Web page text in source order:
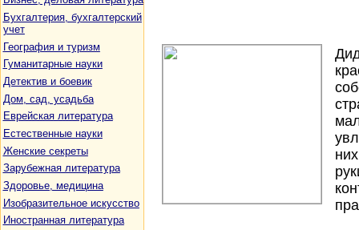
Бухгалтерия, бухгалтерский
учет
География и туризм
Гуманитарные науки
Детектив и боевик
Дом, сад, усадьба
Еврейская литература
Естественные науки
Женские секреты
Зарубежная литература
Здоровье, медицина
Изобразительное искусство
Иностранная литература